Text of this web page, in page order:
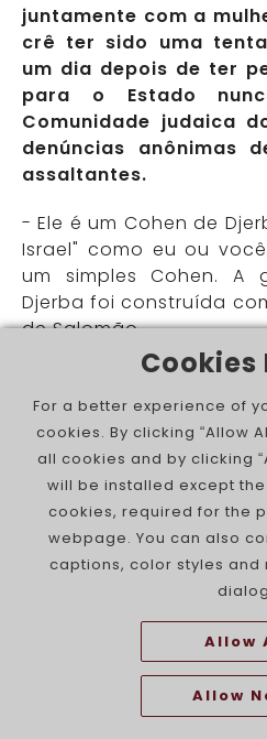
juntamente com a
crê ter sido uma
um dia depois de ter
para o Estado
Comunidade judaica
denúncias anônimas
assaltantes.
- Ele é um Cohen de
Israel" como eu ou
um simples Cohen. A
Djerba foi construída
de Salomão.
Quem
graves? Movimentos
político ligados a
"Portugueses
aproveitaram uma
dúzia de pessoas
oferecendo
o que pusesse em
montaram? Uma
- Prefiro não responder.
Como é que as
continuam a
Cookies
For a better experience of
cookies. By clicking “Allow
all cookies and by clicking
will be installed except
cookies, required for the
webpage. You can also
captions, color styles and
Allow
Allow